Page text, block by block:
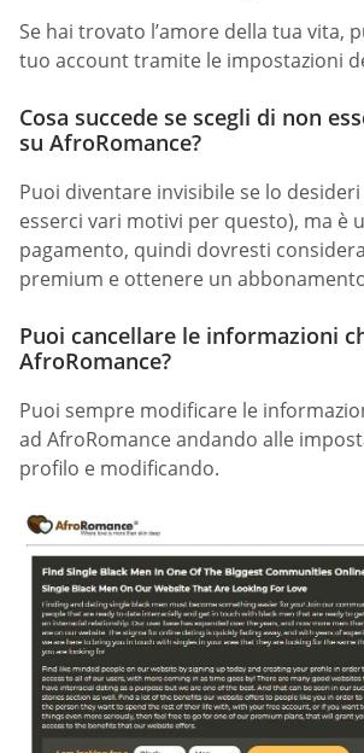
Se hai trovato l’amore della tua vita,
tuo account tramite le impostazioni
Cosa succede se scegli di non
su AfroRomance?
Puoi diventare invisibile se lo
esserci vari motivi per questo), ma è
pagamento, quindi dovresti
premium e ottenere un
Puoi cancellare le informazioni
AfroRomance?
Puoi sempre modificare le
ad AfroRomance andando alle
profilo e modificando.